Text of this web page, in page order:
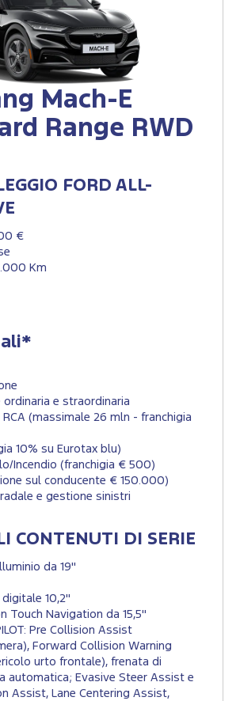
Mach-E
Range RWD
FORD ALL-
€
Km
ordinaria e straordinaria
(massimale 26 mln - franchigia
10% su Eurotax blu)
Incendio (franchigia € 500)
sul conducente € 150.000)
e gestione sinistri
CONTENUTI DI SERIE
da 19"
10,2"
Touch Navigation da 15,5"
Pre Collision Assist
Forward Collision Warning
urto frontale), frenata di
automatica; Evasive Steer Assist e
Assist, Lane Centering Assist,